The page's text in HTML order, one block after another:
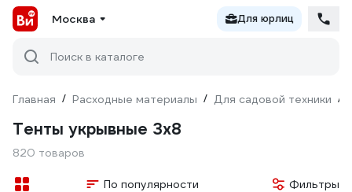
Москва Для юрлиц
Поиск в каталоге
Главная / Расходные материалы / Для садовой техники /
Тенты укрывные 3х8
820 товаров
По популярности Фильтры